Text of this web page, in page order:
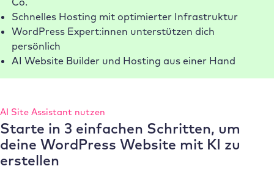
Schnelles Hosting mit optimierter Infrastruktur
WordPress Expert:innen unterstützen dich
persönlich
AI Website Builder und Hosting aus einer Hand
AI Site Assistant nutzen
Starte in 3 einfachen Schritten, um
deine WordPress Website mit KI zu
erstellen